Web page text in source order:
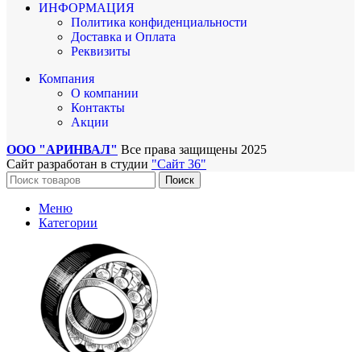
ИНФОРМАЦИЯ
Политика конфиденциальности
Доставка и Оплата
Реквизиты
Компания
О компании
Контакты
Акции
ООО "АРИНВАЛ" Все права защищены 2025
Сайт разработан в студии "Сайт 36"
Поиск
Меню
Категории